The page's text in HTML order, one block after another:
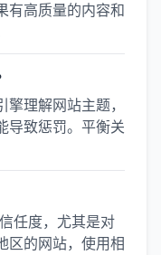
有高质量的内容和
理解网站主题，
导致惩罚。平衡关
任度，尤其是对
区的网站，使用相